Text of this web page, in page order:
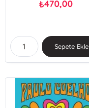
₺470,00
Sepete Ekle